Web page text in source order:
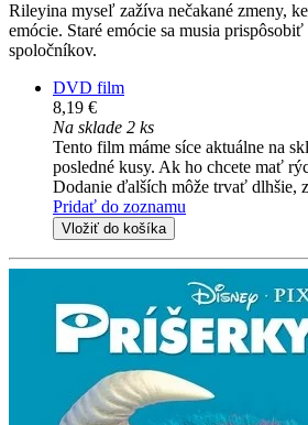
Rileyina myseľ zažíva nečakané zmeny,
emócie. Staré emócie sa musia
spoločníkov.
DVD film
8,19 €
Na sklade 2 ks
Tento film máme síce aktuálne na
posledné kusy. Ak ho chcete mať
Dodanie ďalších môže trvať dlhšie,
Pridať do zoznamu
Vložiť do košíka